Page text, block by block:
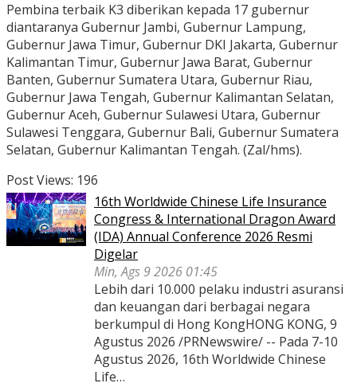
Pembina terbaik K3 diberikan kepada 17 gubernur
diantaranya Gubernur Jambi, Gubernur Lampung,
Gubernur Jawa Timur, Gubernur DKI Jakarta, Gubernur
Kalimantan Timur, Gubernur Jawa Barat, Gubernur
Banten, Gubernur Sumatera Utara, Gubernur Riau,
Gubernur Jawa Tengah, Gubernur Kalimantan Selatan,
Gubernur Aceh, Gubernur Sulawesi Utara, Gubernur
Sulawesi Tenggara, Gubernur Bali, Gubernur Sumatera
Selatan, Gubernur Kalimantan Tengah. (Zal/hms).
Post Views: 196
16th Worldwide Chinese Life Insurance
Congress & International Dragon Award
(IDA) Annual Conference 2026 Resmi
Digelar
Min, Ags 9 2026 01:45
Lebih dari 10.000 pelaku industri asuransi
dan keuangan dari berbagai negara
berkumpul di Hong KongHONG KONG, 9
Agustus 2026 /PRNewswire/ -- Pada 7-10
Agustus 2026, 16th Worldwide Chinese
Life…